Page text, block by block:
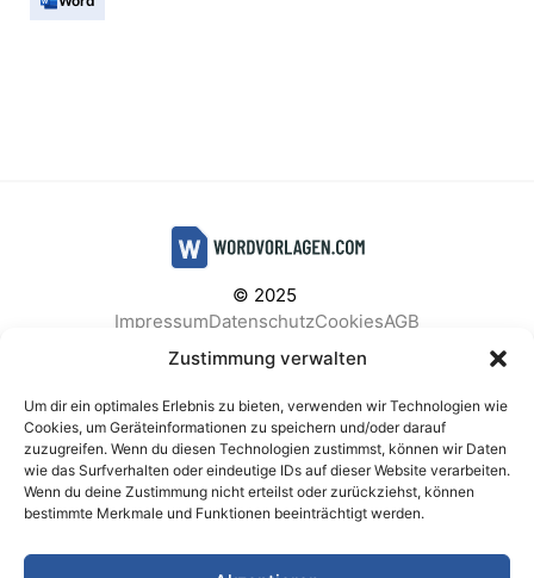
Zustimmung verwalten
Um dir ein optimales Erlebnis zu bieten, verwenden wir Technologien wie
Cookies, um Geräteinformationen zu speichern und/oder darauf
zuzugreifen. Wenn du diesen Technologien zustimmst, können wir Daten
wie das Surfverhalten oder eindeutige IDs auf dieser Website verarbeiten.
Wenn du deine Zustimmung nicht erteilst oder zurückziehst, können
bestimmte Merkmale und Funktionen beeinträchtigt werden.
© 2025
ImpressumDatenschutzCookiesAGB
Facebook
Instagram
BELIEBTE KATEGORIEN
Berichte & Analysen Business
Einkauf & Beschaffung